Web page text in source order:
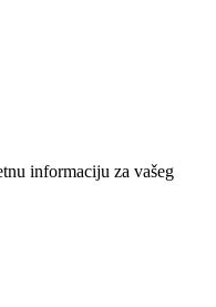
informaciju za vašeg